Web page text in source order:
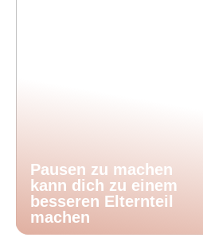
Pausen zu machen
kann dich zu einem
besseren Elternteil
machen